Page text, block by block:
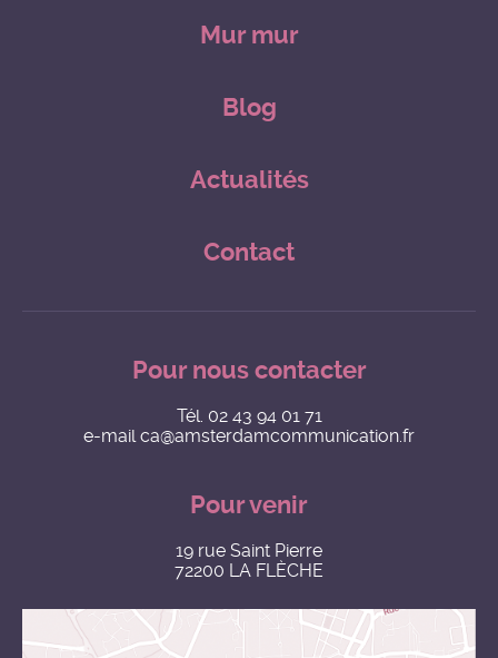
Mur mur
Blog
Actualités
Contact
Pour nous contacter
Tél. 02 43 94 01 71
e-mailca@amsterdamcommunication.fr
Pour venir
19 rue Saint Pierre
72200 LA FLÈCHE